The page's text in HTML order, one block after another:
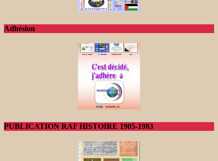
Adhésion
PUBLICATION RAF HISTOIRE 1905-1983